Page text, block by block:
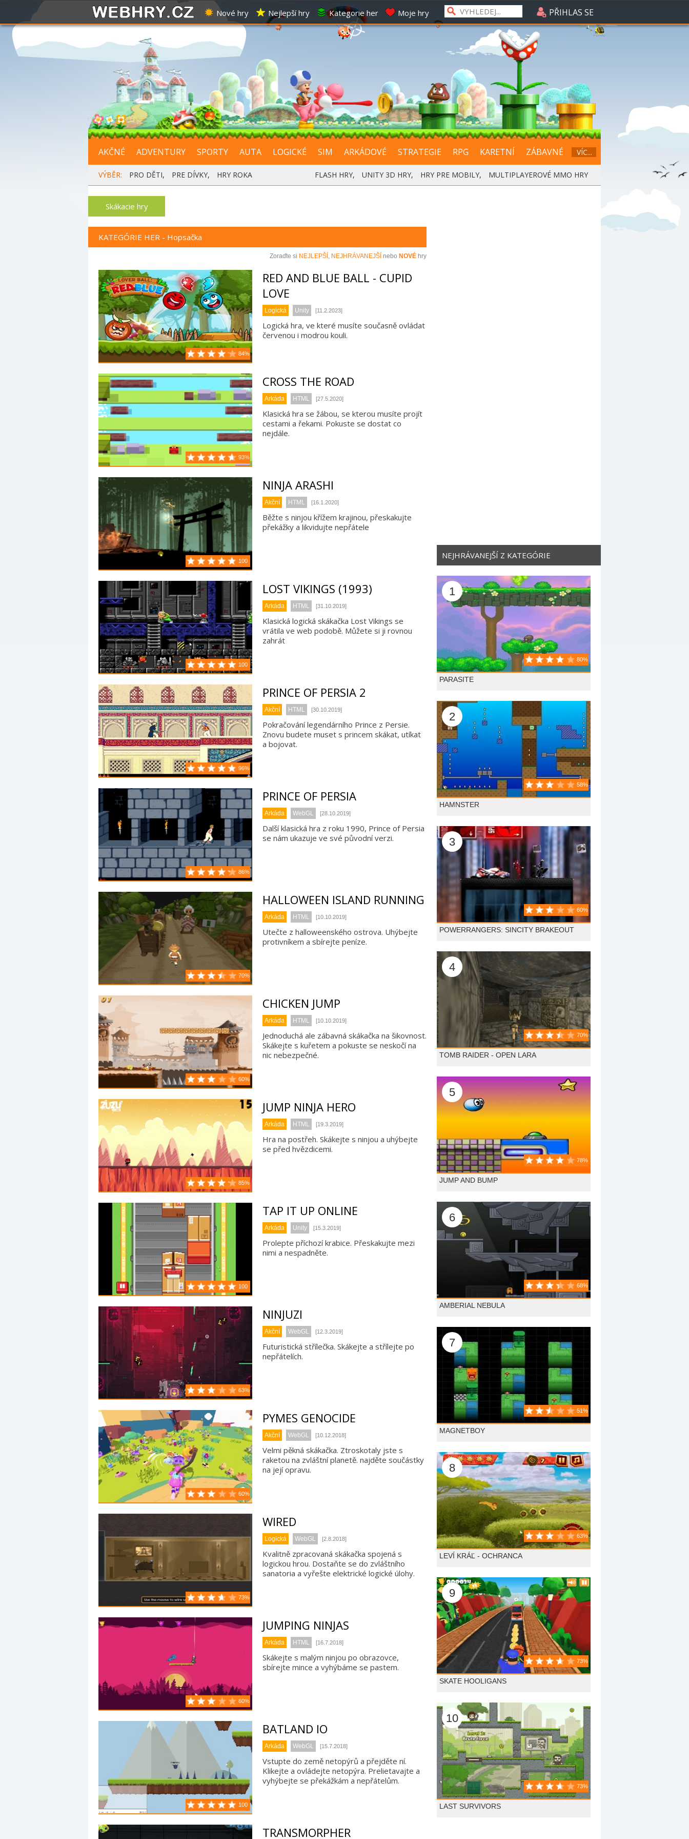
Nové hry Nejlepší hry Kategorie her Moje hry PŘIHLAS SE
AKČNÉ ADVENTURY SPORTY AUTA LOGICKÉ SIM ARKÁDOVÉ STRATEGIE RPG KARETNÍ ZÁBAVNÉ VÍC...
VÝBĚR: PRO DĚTI, PRE DÍVKY, HRY ROKA FLASH HRY, UNITY 3D HRY, HRY PRE MOBILY, MULTIPLAYEROVÉ MMO HRY
Skákacie hry
KATEGÓRIE HER - Hopsačka
Zoraďte si NEJLEPŠÍ , NEJHRÁVANEJŠÍ nebo NOVÉ hry
84%
RED AND BLUE BALL - CUPID
LOVE
Logická Unity [11.2.2023]
Logická hra, ve které musíte současně ovládat
červenou i modrou kouli.
93%
CROSS THE ROAD
Arkáda HTML [27.5.2020]
Klasická hra se žábou, se kterou musíte projít
cestami a řekami. Pokuste se dostat co
nejdále.
100
NINJA ARASHI
Akční HTML [16.1.2020]
Běžte s ninjou křížem krajinou, přeskakujte
překážky a likvidujte nepřátele
100
LOST VIKINGS (1993)
Arkáda HTML [31.10.2019]
Klasická logická skákačka Lost Vikings se
vrátila ve web podobě. Můžete si ji rovnou
zahrát
96%
PRINCE OF PERSIA 2
Akční HTML [30.10.2019]
Pokračování legendárního Prince z Persie.
Znovu budete muset s princem skákat, utíkat
a bojovat.
86%
PRINCE OF PERSIA
Arkáda WebGL [28.10.2019]
Další klasická hra z roku 1990, Prince of Persia
se nám ukazuje ve své původní verzi.
70%
HALLOWEEN ISLAND RUNNING
Arkáda HTML [10.10.2019]
Utečte z halloweenského ostrova. Uhýbejte
protivníkem a sbírejte peníze.
60%
CHICKEN JUMP
Arkáda HTML [10.10.2019]
Jednoduchá ale zábavná skákačka na šikovnost.
Skákejte s kuřetem a pokuste se neskočí na
nic nebezpečné.
85%
JUMP NINJA HERO
Arkáda HTML [19.3.2019]
Hra na postřeh. Skákejte s ninjou a uhýbejte
se před hvězdicemi.
100
TAP IT UP ONLINE
Arkáda Unity [15.3.2019]
Prolepte příchozí krabice. Přeskakujte mezi
nimi a nespadněte.
63%
NINJUZI
Akční WebGL [12.3.2019]
Futuristická střílečka. Skákejte a střílejte po
nepřátelích.
60%
PYMES GENOCIDE
Akční WebGL [10.12.2018]
Velmi pěkná skákačka. Ztroskotaly jste s
raketou na zvláštní planetě. najděte součástky
na její opravu.
73%
WIRED
Logická WebGL [2.8.2018]
Kvalitně zpracovaná skákačka spojená s
logickou hrou. Dostaňte se do zvláštního
sanatoria a vyřešte elektrické logické úlohy.
60%
JUMPING NINJAS
Arkáda HTML [16.7.2018]
Skákejte s malým ninjou po obrazovce,
sbírejte mince a vyhýbáme se pastem.
100
BATLAND IO
Arkáda WebGL [15.7.2018]
Vstupte do země netopýrů a přejděte ní.
Klikejte a ovládejte netopýra. Prelietavajte a
vyhýbejte se překážkám a nepřátelům.
TRANSMORPHER
NEJHRÁVANEJŠÍ Z KATEGÓRIE
1
80%
PARASITE
2
58%
HAMNSTER
3
60%
POWERRANGERS: SINCITY BRAKEOUT
4
70%
TOMB RAIDER - OPEN LARA
5
78%
JUMP AND BUMP
6
68%
AMBERIAL NEBULA
7
51%
MAGNETBOY
8
63%
LEVÍ KRÁĽ - OCHRANCA
9
73%
SKATE HOOLIGANS
10
73%
LAST SURVIVORS